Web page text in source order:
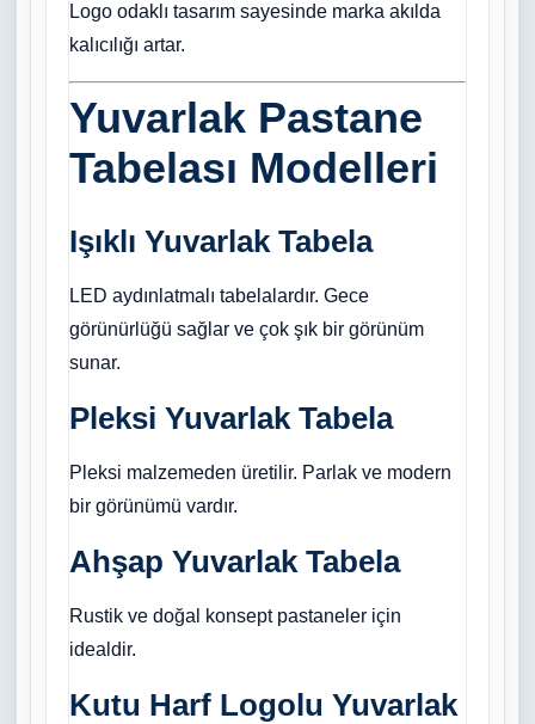
Logo odaklı tasarım sayesinde marka akılda
kalıcılığı artar.
Yuvarlak Pastane
Tabelası Modelleri
Işıklı Yuvarlak Tabela
LED aydınlatmalı tabelalardır. Gece
görünürlüğü sağlar ve çok şık bir görünüm
sunar.
Pleksi Yuvarlak Tabela
Pleksi malzemeden üretilir. Parlak ve modern
bir görünümü vardır.
Ahşap Yuvarlak Tabela
Rustik ve doğal konsept pastaneler için
idealdir.
Kutu Harf Logolu Yuvarlak